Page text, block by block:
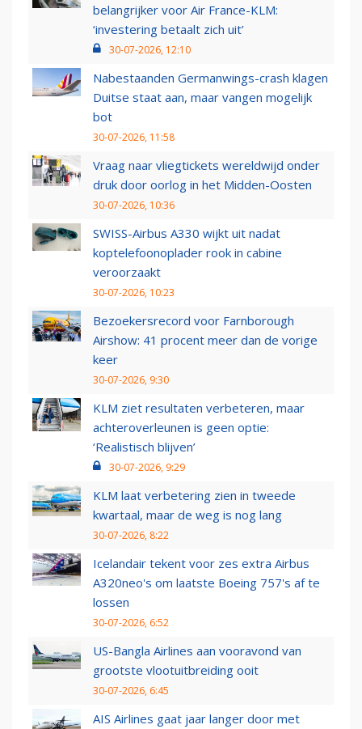
belangrijker voor Air France-KLM:
‘investering betaalt zich uit’
30-07-2026, 12:10
Nabestaanden Germanwings-crash klagen
Duitse staat aan, maar vangen mogelijk
bot
30-07-2026, 11:58
Vraag naar vliegtickets wereldwijd onder
druk door oorlog in het Midden-Oosten
30-07-2026, 10:36
SWISS-Airbus A330 wijkt uit nadat
koptelefoonoplader rook in cabine
veroorzaakt
30-07-2026, 10:23
Bezoekersrecord voor Farnborough
Airshow: 41 procent meer dan de vorige
keer
30-07-2026, 9:30
KLM ziet resultaten verbeteren, maar
achteroverleunen is geen optie:
‘Realistisch blijven’
30-07-2026, 9:29
KLM laat verbetering zien in tweede
kwartaal, maar de weg is nog lang
30-07-2026, 8:22
Icelandair tekent voor zes extra Airbus
A320neo's om laatste Boeing 757's af te
lossen
30-07-2026, 6:52
US-Bangla Airlines aan vooravond van
grootste vlootuitbreiding ooit
30-07-2026, 6:45
AIS Airlines gaat jaar langer door met